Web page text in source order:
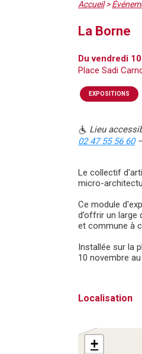
Accueil>
La Borne
Du vendredi
Place Sadi
EXPOSITIONS
Lieu
02 47 55 56 60
Le collectif
micro-
Ce module
d’offrir un large
et commune à
Installée sur la
10 novembre
Localisation
+